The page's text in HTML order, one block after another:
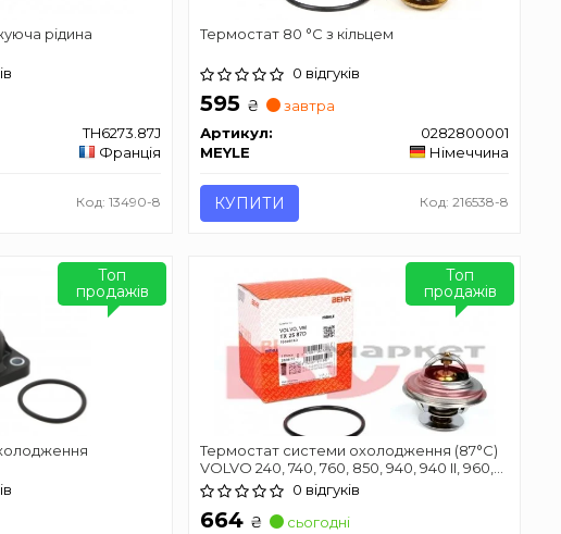
рідина
TH6273.87J
Франція
Код: 13490-8
Термостат 80 °C з кільцем
0 відгуків
595 ₴
завтра
Артикул:
0282800001
MEYLE
Німеччина
КУПИТИ Код: 216538-8
Топ
продажів
Термостат системи охолодження (87°C)
VOLVO 240, 740, 760, 850, 940, 940 II, 960,
S70, S80 I, V70 I, V70 II AUDI 100 C2, 100 C3,
100 C4, 200 C2, 200 C3, 80 B2, 80 B3, 80 B4,
90 B2 1.9-6.8 03.77-12.20
0 відгуків
664 ₴
сьогодні
Топ
продажів